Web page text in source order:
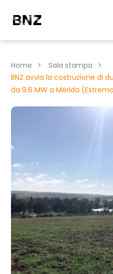
Home > Sala stampa >
BNZ avvia la costruzione di
da 9,6 MW a Mérida